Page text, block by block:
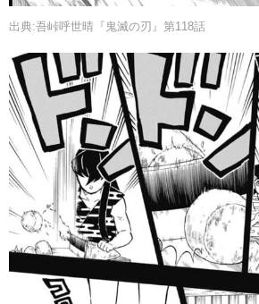
出典:吾峠呼世晴『鬼滅の刃』第118話